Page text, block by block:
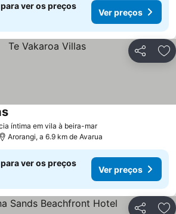
ver os preços
Ver preços
Partilhar
íntima em vila à beira-mar
Arorangi, a 6.9 km de Avarua
ver os preços
Ver preços